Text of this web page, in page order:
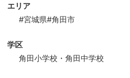
エリア
#宮城県#角田市
学区
角田小学校・角田中学校